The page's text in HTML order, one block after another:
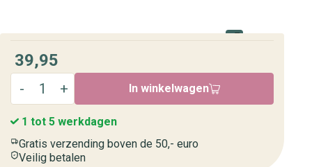
39,95
In winkelwagen
1 tot 5 werkdagen
Gratis verzending boven de 50,- euro
Veilig betalen